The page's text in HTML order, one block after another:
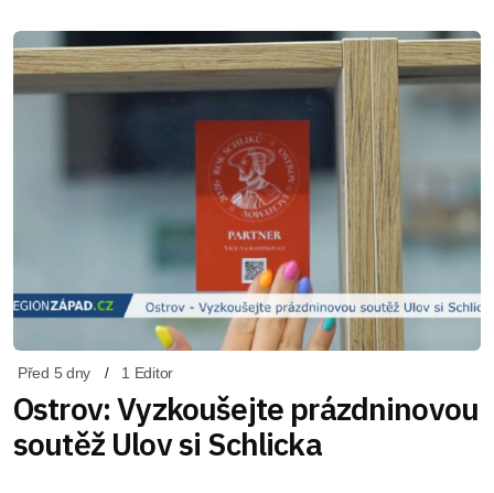
Před 5 dny 1 Editor
Ostrov: Vyzkoušejte prázdninovou
soutěž Ulov si Schlicka